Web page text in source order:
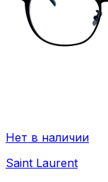
Нет в наличии
Saint Laurent